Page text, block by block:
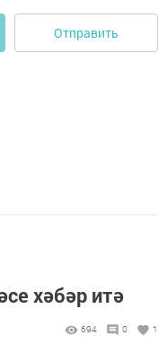
Отправить
хәбәр итә
694 0 1